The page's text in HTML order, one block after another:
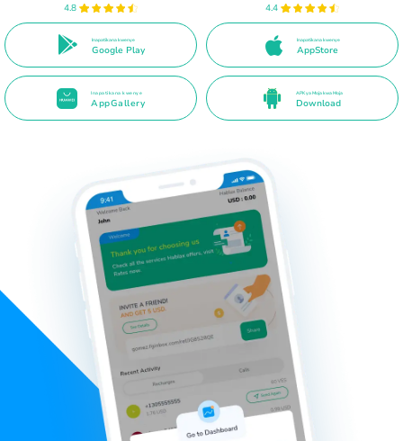
4.8
Inapatikana kwenye
Google Play
4.4
Inapatikana kwenye
AppStore
Inapatikana kwenye
AppGallery
APK ya Moja kwa Moja
Download